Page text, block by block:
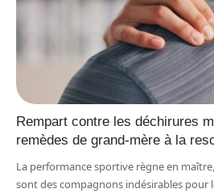
Rempart contre les déchirures
remèdes de grand-mère à la
La performance sportive règne en
sont des compagnons indésirables pour